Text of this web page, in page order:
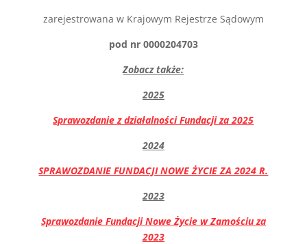
zarejestrowana w Krajowym Rejestrze Sądowym
pod nr 0000204703
Zobacz także:
2025
Sprawozdanie z działalności Fundacji za 2025
2024
SPRAWOZDANIE FUNDACJI NOWE ŻYCIE ZA 2024 R.
2023
Sprawozdanie Fundacji Nowe Życie w Zamościu za
2023